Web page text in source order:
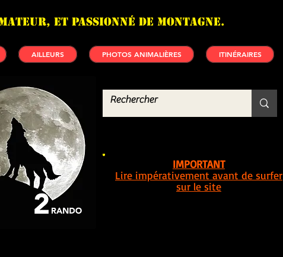
et passionné de montagne.
AILLEURS PHOTOS ANIMALIÈRES ITINÉRAIRES
IMPORTANT
Lire impérativement avant de surfer
sur le site